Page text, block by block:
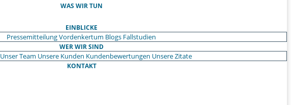
WAS WIR TUN
EINBLICKE
PressemitteilungVordenkertum Blogs Fallstudien
WER WIR SIND
Unser Team Unsere Kunden Kundenbewertungen Unsere Zitate
KONTAKT